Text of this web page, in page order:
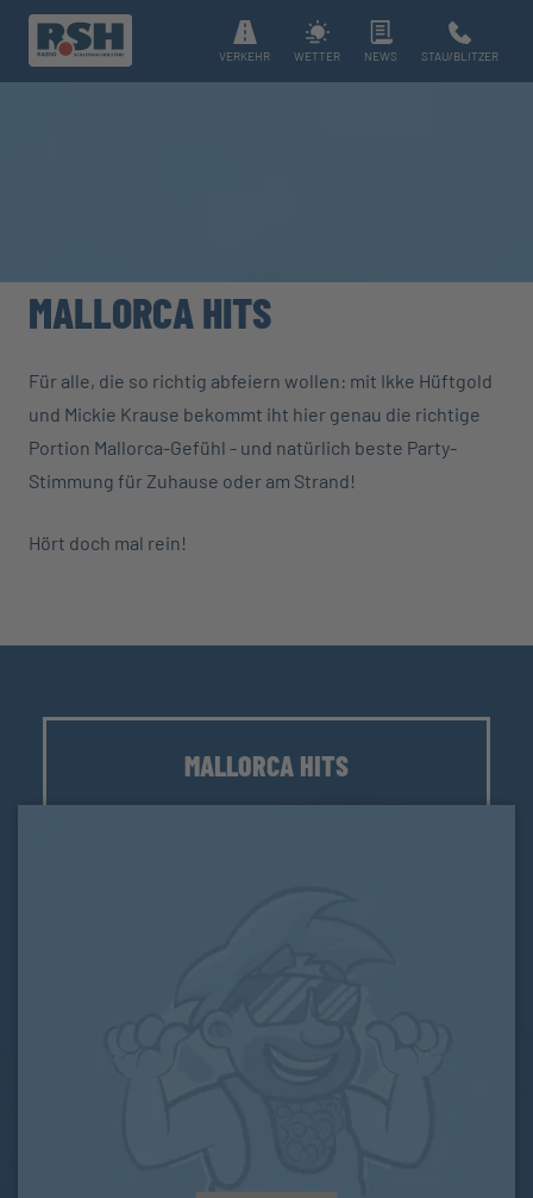
VERKEHR WETTER NEWS STAU/BLITZER
MALLORCA HITS
Für alle, die so richtig abfeiern wollen: mit Ikke Hüftgold
und Mickie Krause bekommt iht hier genau die richtige
Portion Mallorca-Gefühl - und natürlich beste Party-
Stimmung für Zuhause oder am Strand!
Hört doch mal rein!
MALLORCA HITS